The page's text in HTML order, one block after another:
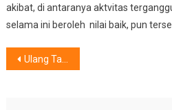
akibat, di antaranya aktvitas
selama ini beroleh nilai baik, pun
Post
Ulang Tahun ke-11 IKEA, Pelanggan Diajak Rayakan Kehidupan Sehari-Hari yang Lebih Baik